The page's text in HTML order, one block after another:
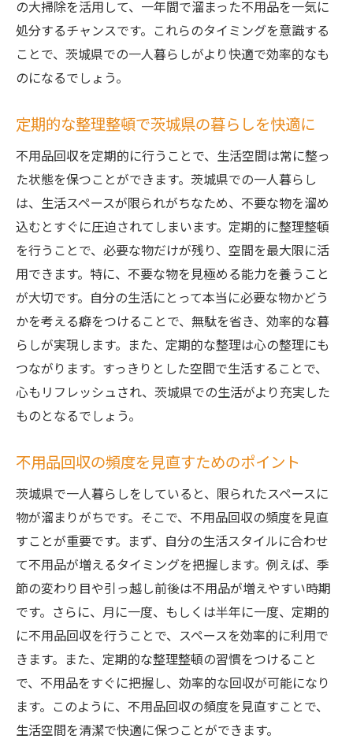
の大掃除を活用して、一年間で溜まった不用品を一気に
処分するチャンスです。これらのタイミングを意識する
ことで、茨城県での一人暮らしがより快適で効率的なも
のになるでしょう。
定期的な整理整頓で茨城県の暮らしを快適に
不用品回収を定期的に行うことで、生活空間は常に整っ
た状態を保つことができます。茨城県での一人暮らし
は、生活スペースが限られがちなため、不要な物を溜め
込むとすぐに圧迫されてしまいます。定期的に整理整頓
を行うことで、必要な物だけが残り、空間を最大限に活
用できます。特に、不要な物を見極める能力を養うこと
が大切です。自分の生活にとって本当に必要な物かどう
かを考える癖をつけることで、無駄を省き、効率的な暮
らしが実現します。また、定期的な整理は心の整理にも
つながります。すっきりとした空間で生活することで、
心もリフレッシュされ、茨城県での生活がより充実した
ものとなるでしょう。
不用品回収の頻度を見直すためのポイント
茨城県で一人暮らしをしていると、限られたスペースに
物が溜まりがちです。そこで、不用品回収の頻度を見直
すことが重要です。まず、自分の生活スタイルに合わせ
て不用品が増えるタイミングを把握します。例えば、季
節の変わり目や引っ越し前後は不用品が増えやすい時期
です。さらに、月に一度、もしくは半年に一度、定期的
に不用品回収を行うことで、スペースを効率的に利用で
きます。また、定期的な整理整頓の習慣をつけること
で、不用品をすぐに把握し、効率的な回収が可能になり
ます。このように、不用品回収の頻度を見直すことで、
生活空間を清潔で快適に保つことができます。